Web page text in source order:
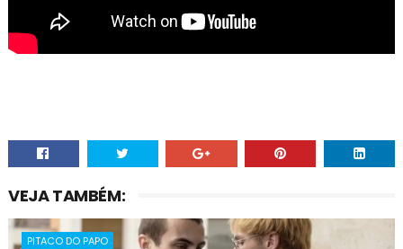
VEJA TAMBÉM:
PITACO DO PAPO